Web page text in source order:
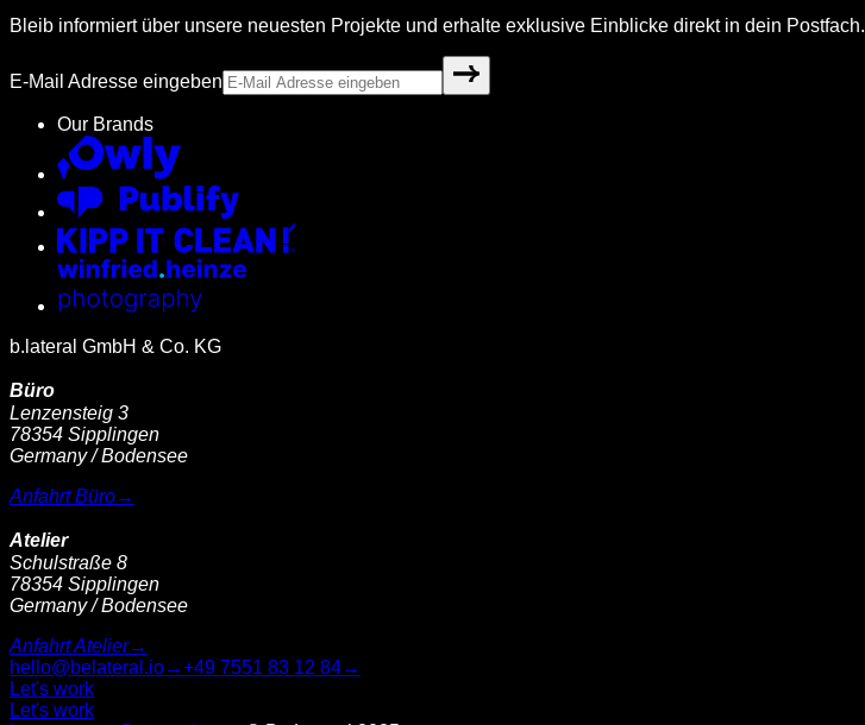
Bleib informiert über unsere neuesten Projekte und erhalte exklusive Einblicke direkt in dein Postfach.
E-Mail Adresse eingeben
Our Brands
b.lateral GmbH & Co. KG
Büro
Lenzensteig 3
78354 Sipplingen
Germany / Bodensee
Anfahrt Büro→
Atelier
Schulstraße 8
78354 Sipplingen
Germany / Bodensee
Anfahrt Atelier→
hello@belateral.io→+49 7551 83 12 84→
Let's work
Let's work